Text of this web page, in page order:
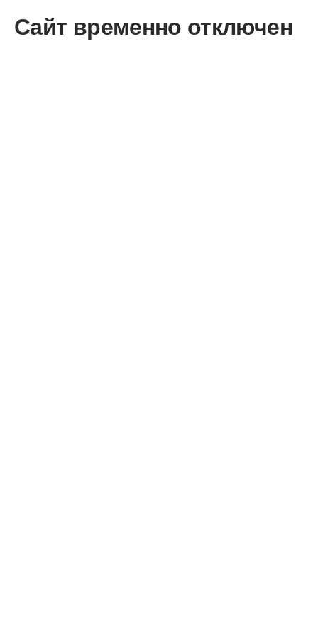
Сайт временно отключен